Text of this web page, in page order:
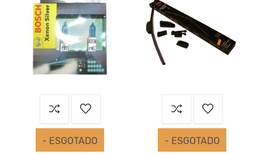
- ESGOTADO - ESGOTADO